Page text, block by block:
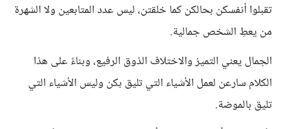
تقبلوا أنفسكن بحالكن كما خلقتن، ليس عدد المتابعين ولا الشهرة
من يعطِ الشخص جمالية.
الجمال يعني التميز والاختلاف الذوق الرفيع، وبناءً على هذا
الكلام سارعن لعمل الأشياء التي تليق بكن وليس الأشياء التي
تليق بالموضة.